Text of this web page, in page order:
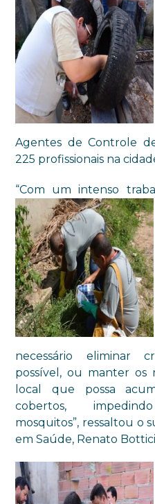
Agentes de Controle
225 profissionais na
“Com um intenso
necessário eliminar
possível, ou manter os
local que possa
cobertos,
mosquitos”, ressaltou o
em Saúde, Renato